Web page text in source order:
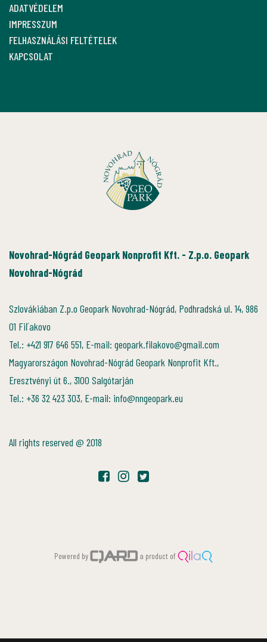
ADATVÉDELEM
IMPRESSZUM
FELHASZNÁLÁSI FELTÉTELEK
KAPCSOLAT
Novohrad-Nógrád Geopark Nonprofit Kft. - Z.p.o. Geopark
Novohrad-Nógrád
Szlovákiában Z.p.o Geopark Novohrad-Nógrád, Podhradská ul. 14, 986
01 Fiľakovo
Tel.: +421 917 646 551, E-mail: geopark.filakovo@gmail.com
Magyarországon Novohrad-Nógrád Geopark Nonprofit Kft.,
Eresztvényi út 6., 3100 Salgótarján
Tel.: +36 32 423 303, E-mail: info@nngeopark.eu
All rights reserved @ 2018
Powered by a product of